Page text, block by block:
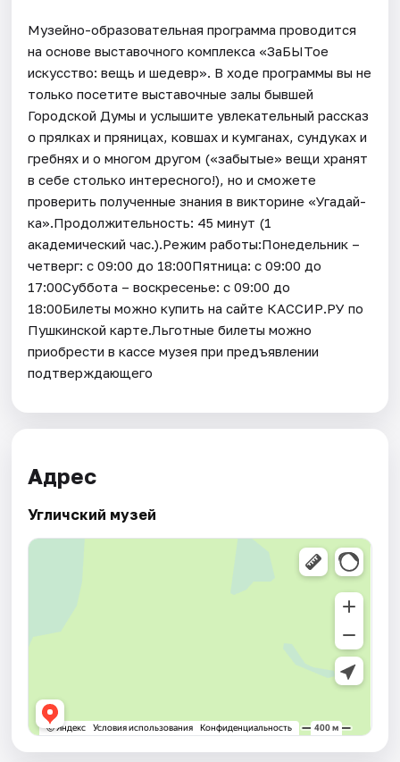
Музейно-образовательная программа проводится
на основе выставочного комплекса «ЗаБЫТое
искусство: вещь и шедевр». В ходе программы вы не
только посетите выставочные залы бывшей
Городской Думы и услышите увлекательный рассказ
о прялках и пряницах, ковшах и кумганах, сундуках и
гребнях и о многом другом («забытые» вещи хранят
в себе столько интересного!), но и сможете
проверить полученные знания в викторине «Угадай-
ка».Продолжительность: 45 минут (1
академический час.).Режим работы:Понедельник –
четверг: с 09:00 до 18:00Пятница: с 09:00 до
17:00Суббота – воскресенье: с 09:00 до
18:00Билеты можно купить на сайте КАССИР.РУ по
Пушкинской карте.Льготные билеты можно
приобрести в кассе музея при предъявлении
подтверждающего
Адрес
Угличский музей